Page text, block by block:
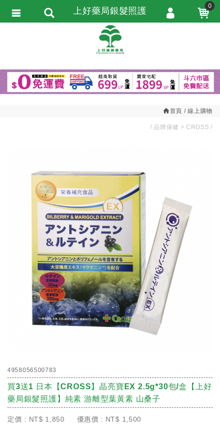
首頁 線上購物
品牌保健 CROSS
4958056500783
買3送1 日本【CROSS】晶亮寶EX 2.5g*30包/盒【上好
藥局銀髮照護】純素 游離型葉黃素 山桑子
定價 : NT$ 1,850 優惠價 : NT$ 1,500
上好藥局銀髮照護 0
會員登入
會員註冊
忘記密碼
訂單查詢
繁體中文